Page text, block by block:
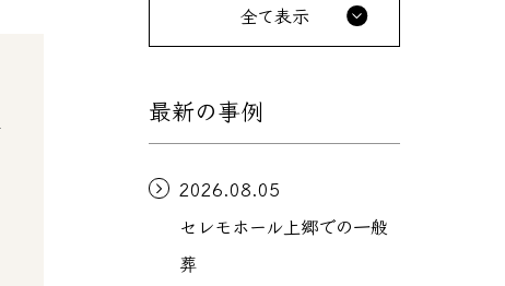
全て表示
最新の事例
2026.08.05
セレモホール上郷での一般
葬